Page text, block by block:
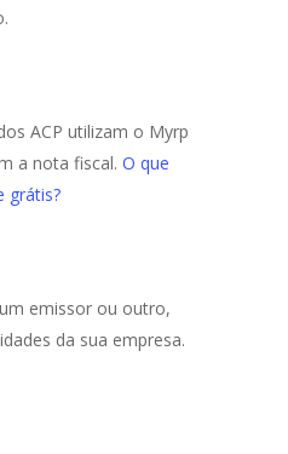
ACP utilizam o Myrp
a nota fiscal. O que
grátis?
emissor ou outro,
da sua empresa.